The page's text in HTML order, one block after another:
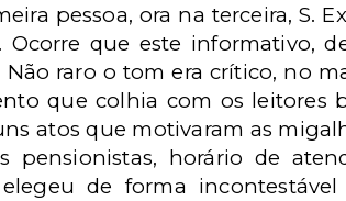
pessoa, ora na terceira, S.
que este informativo,
raro o tom era crítico, no
que colhia com os leitores
atos que motivaram as
pensionistas, horário de
de forma